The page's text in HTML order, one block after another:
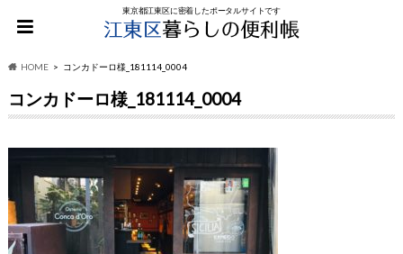
東京都江東区に密着したポータルサイトです
HOME コンカドーロ様_181114_0004
コンカドーロ様_181114_0004